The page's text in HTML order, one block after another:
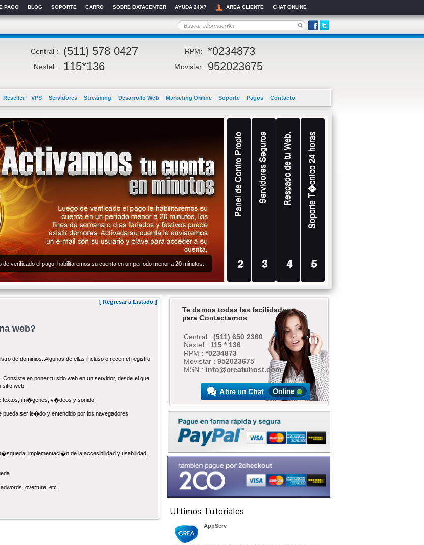
PAGO BLOG SOPORTE CARRO SOBRE DATACENTER AYUDA 24X7 AREA CLIENTE CHAT ONLINE
Central : (511) 578 0427
Nextel : 115*136
RPM: *0234873
Movistar: 952023675
Reseller VPS Servidores Streaming Desarrollo Web Marketing Online Soporte Pagos Contacto
de verificado el pago, habilitaremos su cuenta en un período menor a 20 minutos.
Panel de Contro Propio
2
Servidores Seguros
3
Respado de tu Web.
4
Soporte T�cnico 24 horas
5
[ Regresar a Listado ]
web?
de dominios. Algunas de ellas incluso ofrecen el registro
en poner tu sitio web en un servidor, desde el que
web.
im�genes, v�deos y sonido.
ser le�do y entendido por los navegadores.
implementaci�n de la accesibilidad y usabilidad,
overture, etc.
Te damos todas las facilidades
para Contactarnos
Central : (511) 650 2360
Nextel : 115 * 136
RPM : *0234873
Movistar : 952023675
MSN : info@creatuhost.com
Ultimos Tutoriales
AppServ